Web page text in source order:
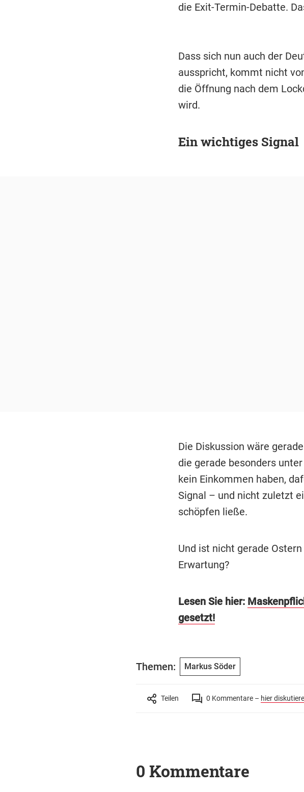
die Exit-Termin-Debatte.
Dass sich nun auch der
ausspricht, kommt nicht
die Öffnung nach dem
wird.
Ein wichtiges Signal
Die Diskussion wäre
die gerade besonders
kein Einkommen haben,
Signal – und nicht zuletzt
schöpfen ließe.
Und ist nicht gerade
Erwartung?
Lesen Sie hier:
gesetzt!
Themen: Markus Söder
Teilen 0 Kommentare – hier
0 Kommentare